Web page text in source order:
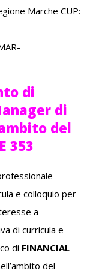
Marche CUP:
di
di
del
353
e colloquio per
a
di curricula e
di FINANCIAL
del